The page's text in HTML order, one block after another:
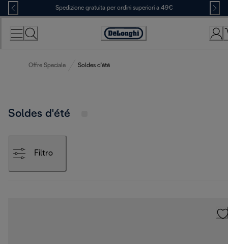
Skip
to
Content
Spedizione gratuita per ordini superiori a 49€
Accessibility
Offre Speciale Soldes d'été
Soldes d'été
Filtro